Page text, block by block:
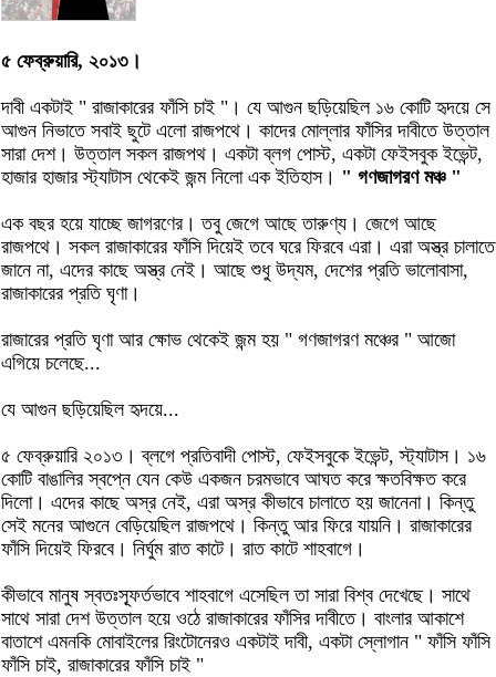
৫ ফেব্রুয়ারি, ২০১৩।
দাবী একটাই " রাজাকারের ফাঁসি চাই "। যে আগুন ছড়িয়েছিল ১৬ কোটি হৃদয়ে সে
আগুন নিভাতে সবাই ছুটে এলো রাজপথে। কাদের মোল্লার ফাঁসির দাবীতে উত্তাল
সারা দেশ। উত্তাল সকল রাজপথ। একটা ব্লগ পোস্ট, একটা ফেইসবুক ইভেন্ট,
হাজার হাজার স্ট্যাটাস থেকেই জন্ম নিলো এক ইতিহাস। " গণজাগরণ মঞ্চ "
এক বছর হয়ে যাচ্ছে জাগরণের। তবু জেগে আছে তারুণ্য। জেগে আছে
রাজপথে। সকল রাজাকারের ফাঁসি দিয়েই তবে ঘরে ফিরবে এরা। এরা অস্ত্র চালাতে
জানে না, এদের কাছে অস্ত্র নেই। আছে শুধু উদ্যম, দেশের প্রতি ভালোবাসা,
রাজাকারের প্রতি ঘৃণা।
রাজারের প্রতি ঘৃণা আর ক্ষোভ থেকেই জন্ম হয় " গণজাগরণ মঞ্চের " আজো
এগিয়ে চলেছে...
যে আগুন ছড়িয়েছিল হৃদয়ে...
৫ ফেব্রুয়ারি ২০১৩। ব্লগে প্রতিবাদী পোস্ট, ফেইসবুকে ইভেন্ট, স্ট্যাটাস। ১৬
কোটি বাঙালির স্বপ্নে যেন কেউ একজন চরমভাবে আঘত করে ক্ষতবিক্ষত করে
দিলো। এদের কাছে অস্র নেই, এরা অস্র কীভাবে চালাতে হয় জানেনা। কিন্তু
সেই মনের আগুনে বেড়িয়েছিল রাজপথে। কিন্তু আর ফিরে যায়নি। রাজাকারের
ফাঁসি দিয়েই ফিরবে। নির্ঘুম রাত কাটে। রাত কাটে শাহবাগে।
কীভাবে মানুষ স্বতঃস্ফূর্তভাবে শাহবাগে এসেছিল তা সারা বিশ্ব দেখেছে। সাথে
সাথে সারা দেশ উত্তাল হয়ে ওঠে রাজাকারের ফাঁসির দাবীতে। বাংলার আকাশে
বাতাশে এমনকি মোবাইলের রিংটোনেরও একটাই দাবী, একটা স্লোগান " ফাঁসি ফাঁসি
ফাঁসি চাই, রাজাকারের ফাঁসি চাই "